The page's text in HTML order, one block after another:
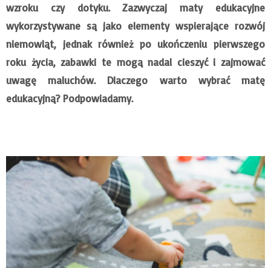
wzroku czy dotyku. Zazwyczaj maty edukacyjne
wykorzystywane są jako elementy wspierające rozwój
niemowląt, jednak również po ukończeniu pierwszego
roku życia, zabawki te mogą nadal cieszyć i zajmować
uwagę maluchów. Dlaczego warto wybrać matę
edukacyjną? Podpowiadamy.